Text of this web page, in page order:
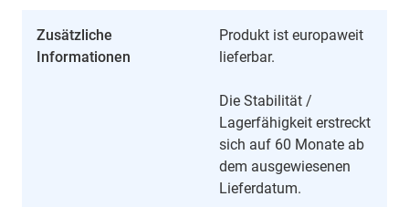
Zusätzliche
Informationen
Produkt ist europaweit
lieferbar.
Die Stabilität /
Lagerfähigkeit erstreckt
sich auf 60 Monate ab
dem ausgewiesenen
Lieferdatum.